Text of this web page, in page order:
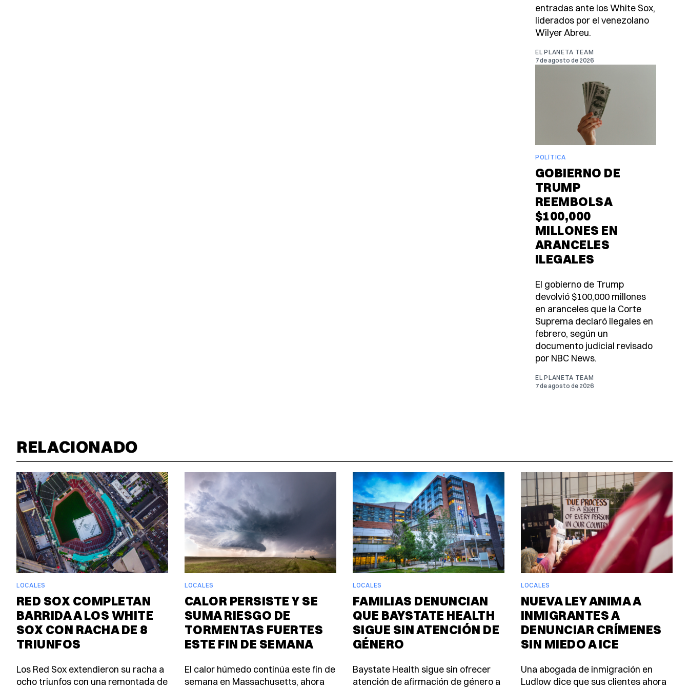
entradas ante los White Sox,
liderados por el venezolano
Wilyer Abreu.
EL PLANETA TEAM
7 de agosto de 2026
POLÍTICA
GOBIERNO DE
TRUMP
REEMBOLSA
$100,000
MILLONES EN
ARANCELES
ILEGALES
El gobierno de Trump
devolvió $100,000 millones
en aranceles que la Corte
Suprema declaró ilegales en
febrero, según un
documento judicial revisado
por NBC News.
EL PLANETA TEAM
7 de agosto de 2026
RELACIONADO
LOCALES
RED SOX COMPLETAN
BARRIDA A LOS WHITE
SOX CON RACHA DE 8
TRIUNFOS
Los Red Sox extendieron su racha a
ocho triunfos con una remontada de
LOCALES
CALOR PERSISTE Y SE
SUMA RIESGO DE
TORMENTAS FUERTES
ESTE FIN DE SEMANA
El calor húmedo continúa este fin de
semana en Massachusetts, ahora
LOCALES
FAMILIAS DENUNCIAN
QUE BAYSTATE HEALTH
SIGUE SIN ATENCIÓN DE
GÉNERO
Baystate Health sigue sin ofrecer
atención de afirmación de género a
LOCALES
NUEVA LEY ANIMA A
INMIGRANTES A
DENUNCIAR CRÍMENES
SIN MIEDO A ICE
Una abogada de inmigración en
Ludlow dice que sus clientes ahora